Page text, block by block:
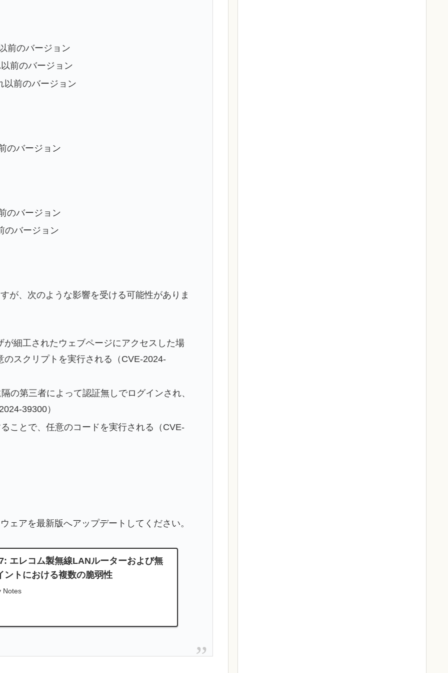
前のバージョン
前のバージョン
以前のバージョン
のバージョン
のバージョン
のバージョン
が、次のような影響を受ける可能性がありま
細工されたウェブページにアクセスした場
スクリプトを実行される（CVE-2024-
の第三者によって認証無しでログインされ、
39300）
ことで、任意のコードを実行される（CVE-
ェアを最新版へアップデートしてください。
エレコム製無線LANルーターおよび無
ントにおける複数の脆弱性
Notes